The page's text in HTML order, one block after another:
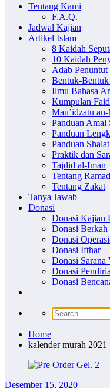
Tentang Kami
F.A.Q.
Jadwal Kajian
Artikel Islam
8 Kaidah
10 Kaidah
Adab
Bentuk-
Ilmu Bahasa
Kumpulan
Mau’idzatu
Panduan Amal
Panduan
Panduan
Praktik dan
Tajdid al-Iman
Tentang
Tentang Zakat
Tanya Jawab
Donasi
Donasi Kajian
Donasi Berkah
Donasi
Donasi Ifthar
Donasi
Donasi
Donasi
Home
kalender murah 2021
Desember 15, 2020